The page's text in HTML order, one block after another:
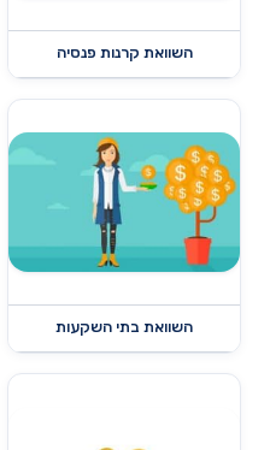
השוואת קרנות פנסיה
השוואת בתי השקעות